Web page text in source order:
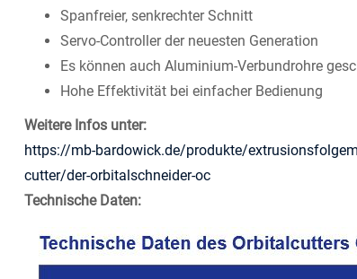
Spanfreier, senkrechter Schnitt
Servo-Controller der neuesten Generation
Es können auch Aluminium-Verbundrohre
Hohe Effektivität bei einfacher Bedienung
Weitere Infos unter:
https://mb-bardowick.de/produkte/
cutter/der-orbitalschneider-oc
Technische Daten: